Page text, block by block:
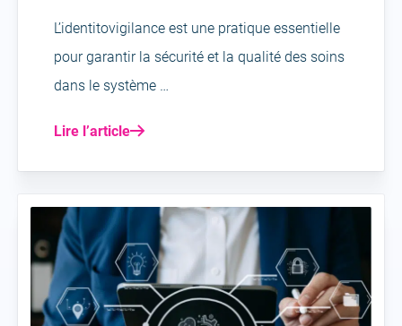
L’identitovigilance est une pratique essentielle
pour garantir la sécurité et la qualité des soins
dans le système …
Lire l’article